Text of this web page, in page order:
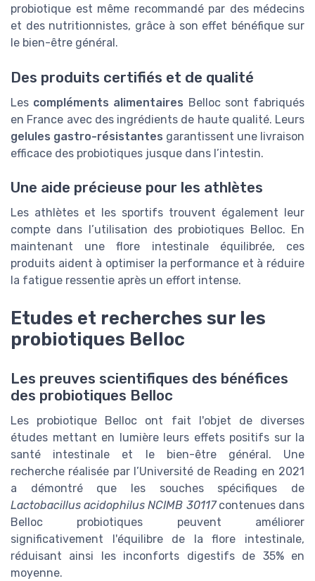
probiotique est même recommandé par des médecins
et des nutritionnistes, grâce à son effet bénéfique sur
le bien-être général.
Des produits certifiés et de qualité
Les compléments alimentaires Belloc sont fabriqués
en France avec des ingrédients de haute qualité. Leurs
gelules gastro-résistantes garantissent une livraison
efficace des probiotiques jusque dans l’intestin.
Une aide précieuse pour les athlètes
Les athlètes et les sportifs trouvent également leur
compte dans l’utilisation des probiotiques Belloc. En
maintenant une flore intestinale équilibrée, ces
produits aident à optimiser la performance et à réduire
la fatigue ressentie après un effort intense.
Etudes et recherches sur les
probiotiques Belloc
Les preuves scientifiques des bénéfices
des probiotiques Belloc
Les probiotique Belloc ont fait l'objet de diverses
études mettant en lumière leurs effets positifs sur la
santé intestinale et le bien-être général. Une
recherche réalisée par l’Université de Reading en 2021
a démontré que les souches spécifiques de
Lactobacillus acidophilus NCIMB 30117contenues dans
Belloc probiotiques peuvent améliorer
significativement l'équilibre de la flore intestinale,
réduisant ainsi les inconforts digestifs de 35% en
moyenne.